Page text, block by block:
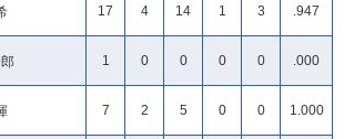
17 4 14 1 3 .947
1 0 0 0 0 .000
7 2 5 0 0 1.000